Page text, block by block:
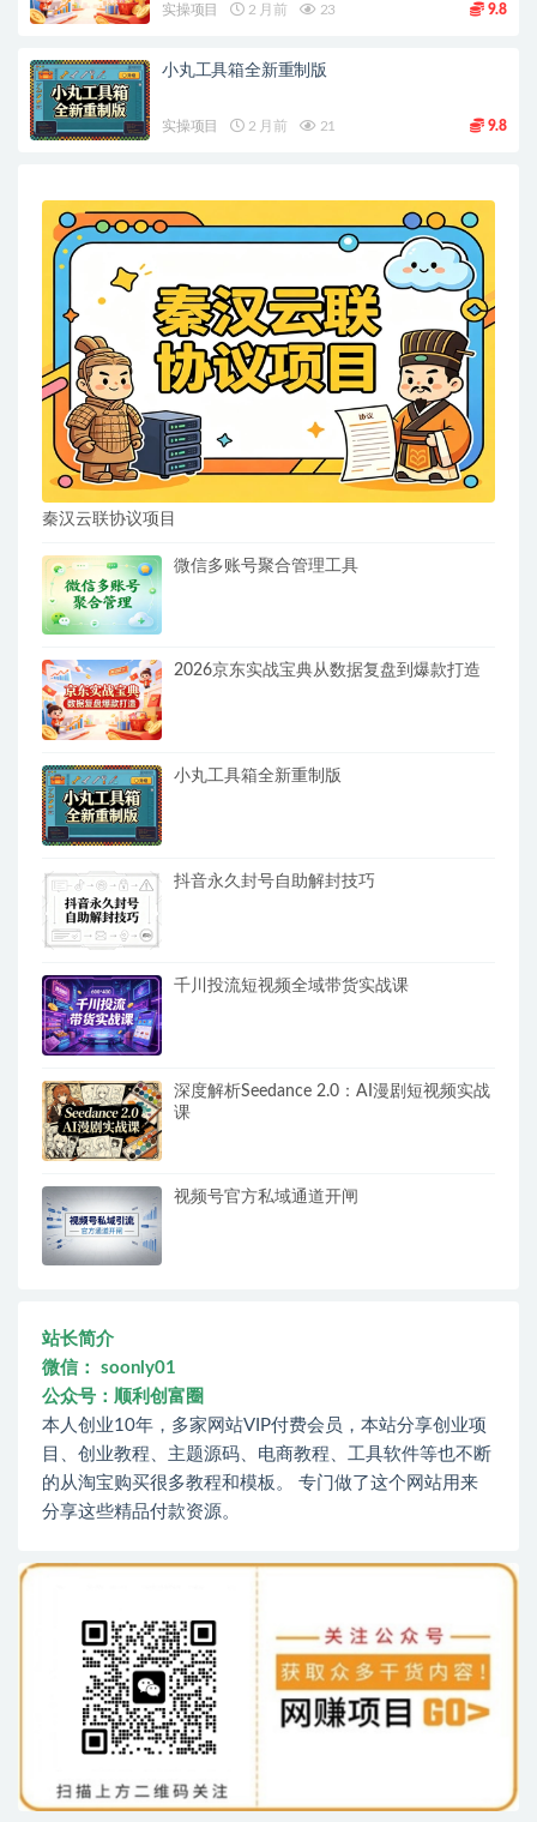
实操项目 2 月前 23 9.8
小丸工具箱全新重制版
实操项目 2 月前 21 9.8
秦汉云联协议项目
微信多账号聚合管理工具
2026京东实战宝典从数据复盘到爆款打造
小丸工具箱全新重制版
抖音永久封号自助解封技巧
千川投流短视频全域带货实战课
深度解析Seedance 2.0：AI漫剧短视频实战
课
视频号官方私域通道开闸
站长简介
微信： soonly01
公众号：顺利创富圈
本人创业10年，多家网站VIP付费会员，本站分享创业项
目、创业教程、主题源码、电商教程、工具软件等也不断
的从淘宝购买很多教程和模板。 专门做了这个网站用来
分享这些精品付款资源。